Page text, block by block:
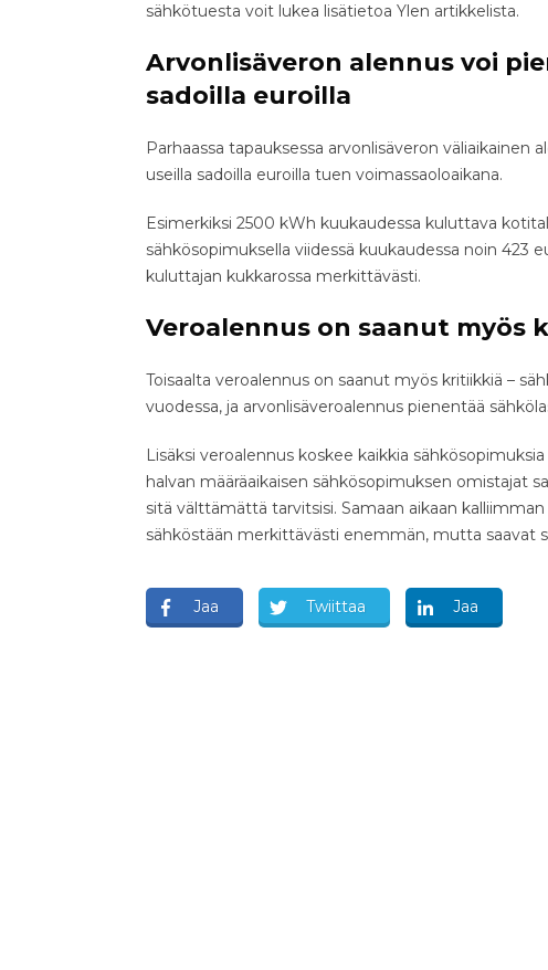
sähkötuesta voit lukea lisätietoa Ylen artikkelista.
Arvonlisäveron alennus voi
sadoilla euroilla
Parhaassa tapauksessa arvonlisäveron väliaikainen
useilla sadoilla euroilla tuen voimassaoloaikana.
Esimerkiksi 2500 kWh kuukaudessa kuluttava
sähkösopimuksella viidessä kuukaudessa noin 423
kuluttajan kukkarossa merkittävästi.
Veroalennus on saanut myös
Toisaalta veroalennus on saanut myös kritiikkiä –
vuodessa, ja arvonlisäveroalennus pienentää
Lisäksi veroalennus koskee kaikkia
halvan määräaikaisen sähkösopimuksen omistajat
sitä välttämättä tarvitsisi. Samaan aikaan
sähköstään merkittävästi enemmän, mutta saavat
Jaa Twiittaa Jaa